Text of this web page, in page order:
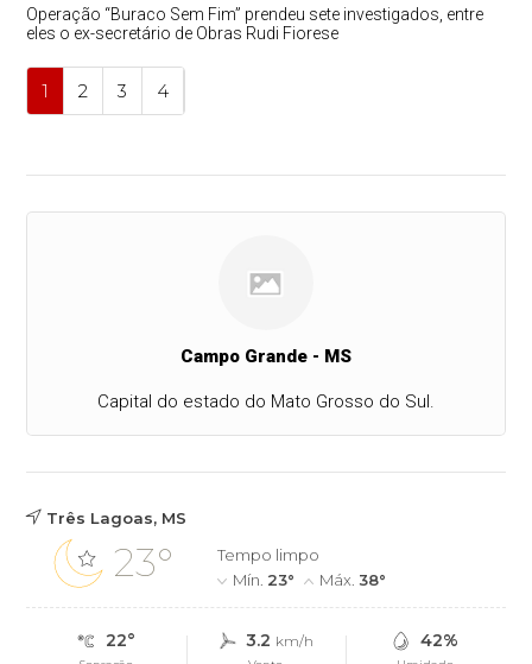
Operação “Buraco Sem Fim” prendeu sete investigados, entre
eles o ex-secretário de Obras Rudi Fiorese
1 2 3 4
Campo Grande - MS
Capital do estado do Mato Grosso do Sul.
Três Lagoas, MS
23°
Tempo limpo
Mín. 23° Máx.38°
22° 3.2 km/h 42%